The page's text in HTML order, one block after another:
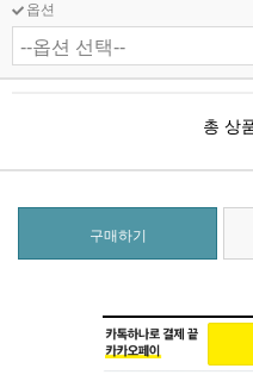
옵션
총 상
구매하기